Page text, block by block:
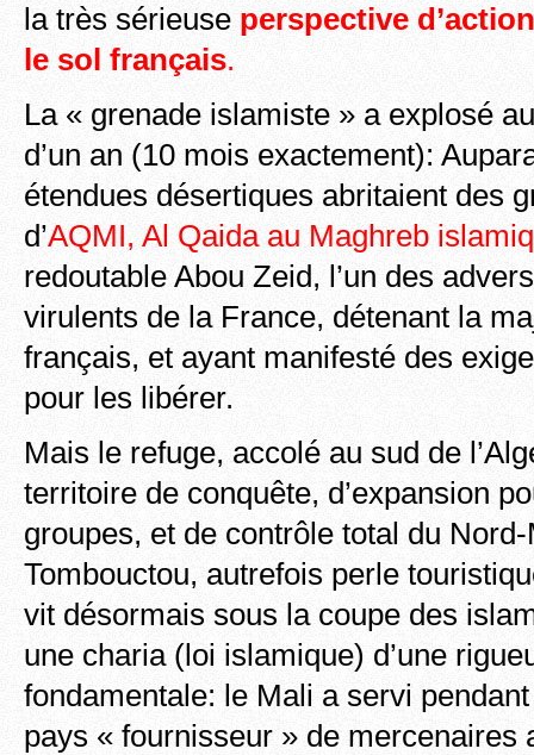
la très sérieuse perspective
le sol français.
La « grenade islamiste » a explosé
d’un an (10 mois exactement):
étendues désertiques abritaient des
d’AQMI, Al Qaida au Maghreb
redoutable Abou Zeid, l’un des
virulents de la France, détenant la
français, et ayant manifesté des
pour les libérer.
Mais le refuge, accolé au sud de
territoire de conquête, d’expansion
groupes, et de contrôle total du Nord-
Tombouctou, autrefois perle
vit désormais sous la coupe des
une charia (loi islamique) d’une
fondamentale: le Mali a servi
pays « fournisseur » de mercenaires